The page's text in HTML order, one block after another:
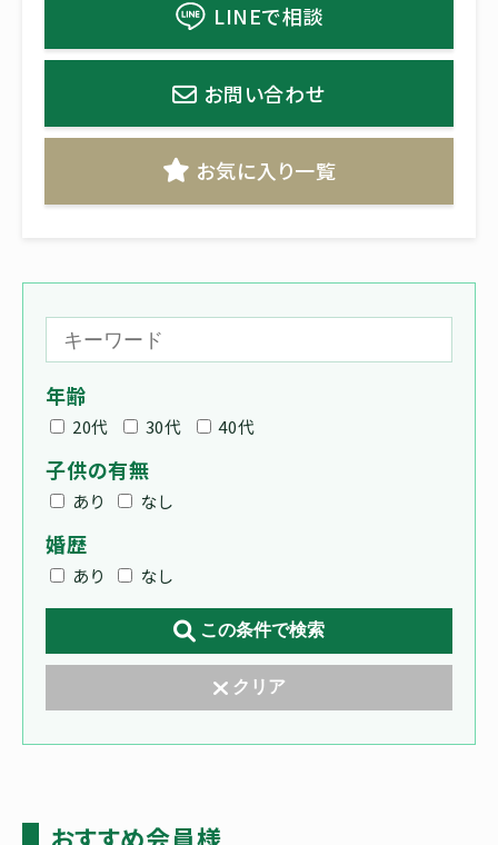
年齢
20代 30代 40代
子供の有無
あり なし
婚歴
あり なし
この条件で検索
クリア
おすすめ会員様
LINEで相談
お問い合わせ
お気に入り一覧